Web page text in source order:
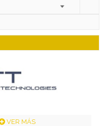
VER MÁS